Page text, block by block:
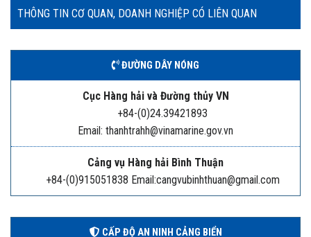
THÔNG TIN CƠ QUAN, DOANH NGHIỆP CÓ LIÊN QUAN
ĐƯỜNG DÂY NÓNG
Cục Hàng hải và Đường thủy VN
+84-(0)24.39421893
Email: thanhtrahh@vinamarine.gov.vn
Cảng vụ Hàng hải Bình Thuận
+84-(0)915051838 Email:cangvubinhthuan@gmail.com
CẤP ĐỘ AN NINH CẢNG BIỂN